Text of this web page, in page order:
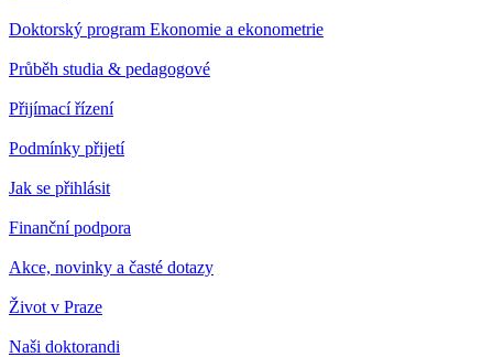
Doktorský program Ekonomie a ekonometrie
Průběh studia & pedagogové
Přijímací řízení
Podmínky přijetí
Jak se přihlásit
Finanční podpora
Akce, novinky a časté dotazy
Život v Praze
Naši doktorandi